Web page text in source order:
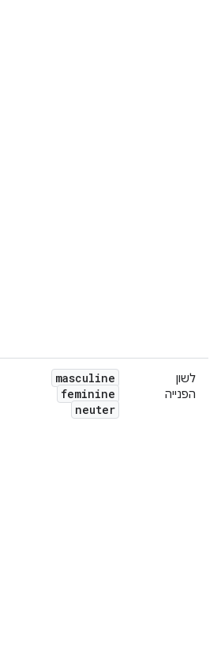
לשון
הפנייה
masculine
feminine
neuter